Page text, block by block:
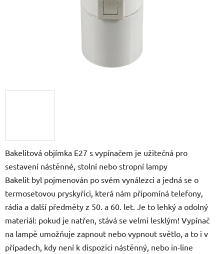
Bakelitová objímka E27 s vypínačem je užitečná pro
sestavení nástěnné, stolní nebo stropní lampy
Bakelit byl pojmenován po svém vynálezci a jedná se o
termosetovou pryskyřici, která nám připomíná telefony,
rádia a další předměty z 50. a 60. let. Je to lehký a odolný
materiál: pokud je natřen, stává se velmi lesklým! Vypínač
na lampě umožňuje zapnout nebo vypnout světlo, a to i v
případech, kdy není k dispozici nástěnný, nebo in-line